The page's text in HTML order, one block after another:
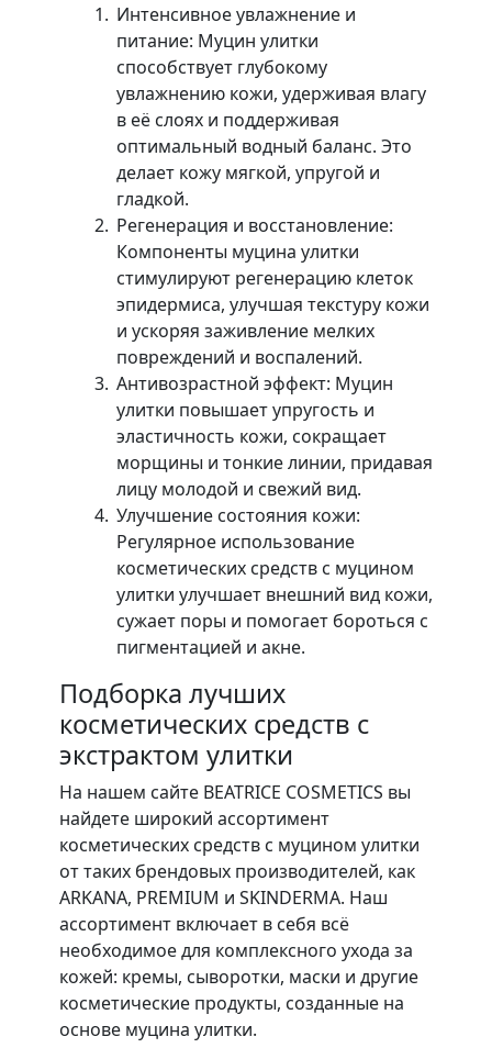
Интенсивное увлажнение и
питание: Муцин улитки
способствует глубокому
увлажнению кожи, удерживая влагу
в её слоях и поддерживая
оптимальный водный баланс. Это
делает кожу мягкой, упругой и
гладкой.
Регенерация и восстановление:
Компоненты муцина улитки
стимулируют регенерацию клеток
эпидермиса, улучшая текстуру кожи
и ускоряя заживление мелких
повреждений и воспалений.
Антивозрастной эффект: Муцин
улитки повышает упругость и
эластичность кожи, сокращает
морщины и тонкие линии, придавая
лицу молодой и свежий вид.
Улучшение состояния кожи:
Регулярное использование
косметических средств с муцином
улитки улучшает внешний вид кожи,
сужает поры и помогает бороться с
пигментацией и акне.
Подборка лучших
косметических средств с
экстрактом улитки
На нашем сайте BEATRICE COSMETICS вы
найдете широкий ассортимент
косметических средств с муцином улитки
от таких брендовых производителей, как
ARKANA, PREMIUM и SKINDERMA. Наш
ассортимент включает в себя всё
необходимое для комплексного ухода за
кожей: кремы, сыворотки, маски и другие
косметические продукты, созданные на
основе муцина улитки.